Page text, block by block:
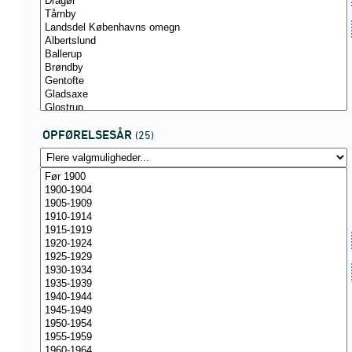
OPFØRELSESÅR (25)